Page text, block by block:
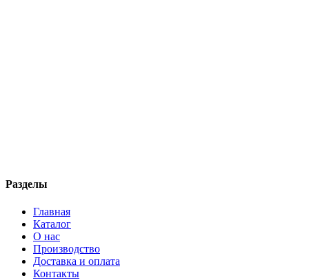
Разделы
Главная
Каталог
О нас
Производство
Доставка и оплата
Контакты